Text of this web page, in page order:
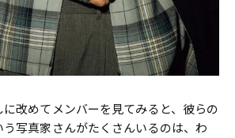
に改めてメンバーを見てみると、彼らの
う写真家さんがたくさんいるのは、わ